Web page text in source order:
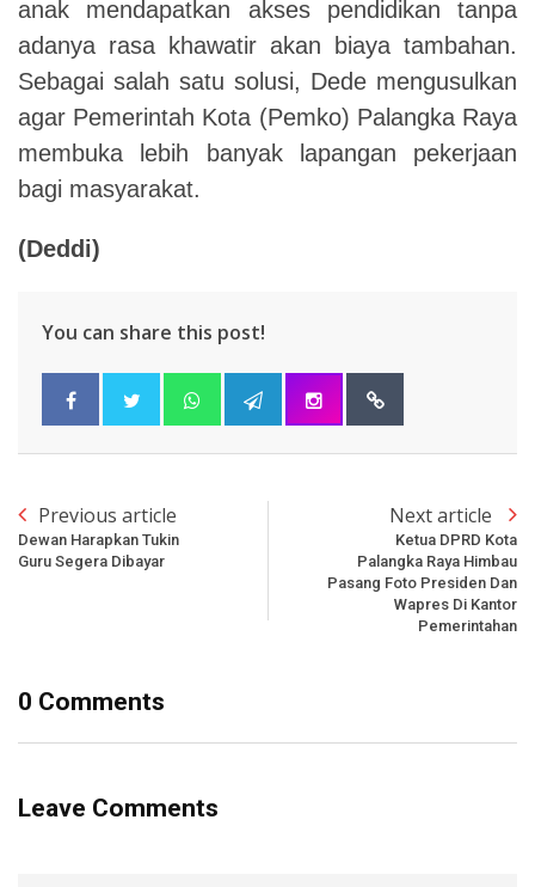
anak mendapatkan akses pendidikan tanpa
adanya rasa khawatir akan biaya tambahan.
Sebagai salah satu solusi, Dede mengusulkan
agar Pemerintah Kota (Pemko) Palangka Raya
membuka lebih banyak lapangan pekerjaan
bagi masyarakat.
(Deddi)
You can share this post!
Previous article
Dewan Harapkan Tukin
Guru Segera Dibayar
Next article
Ketua DPRD Kota
Palangka Raya Himbau
Pasang Foto Presiden Dan
Wapres Di Kantor
Pemerintahan
0 Comments
Leave Comments